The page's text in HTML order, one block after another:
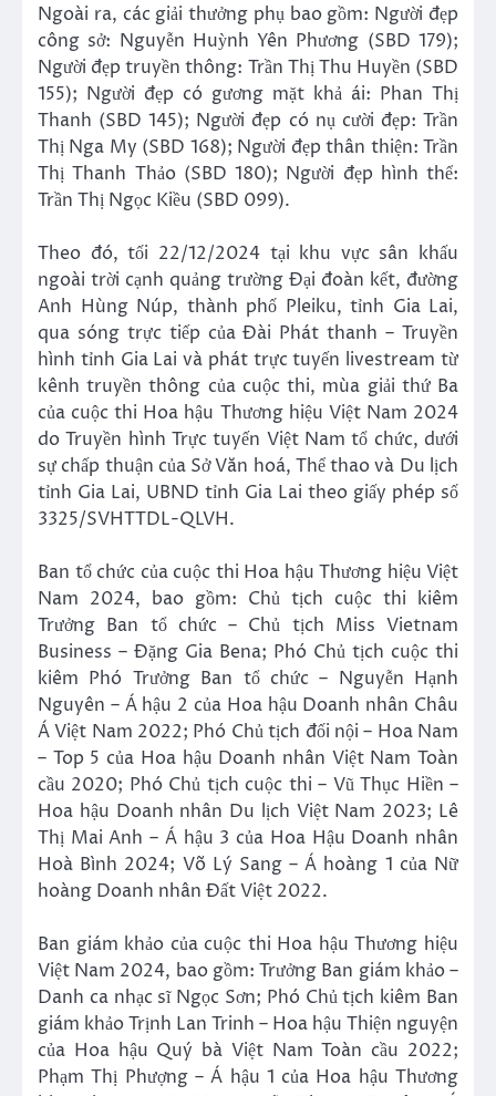
Ngoài ra, các giải thưởng phụ bao gồm: Người đẹp
công sở: Nguyễn Huỳnh Yên Phương (SBD 179);
Người đẹp truyền thông: Trần Thị Thu Huyền (SBD
155); Người đẹp có gương mặt khả ái: Phan Thị
Thanh (SBD 145); Người đẹp có nụ cười đẹp: Trần
Thị Nga My (SBD 168); Người đẹp thân thiện: Trần
Thị Thanh Thảo (SBD 180); Người đẹp hình thể:
Trần Thị Ngọc Kiều (SBD 099).
Theo đó, tối 22/12/2024 tại khu vực sân khấu
ngoài trời cạnh quảng trường Đại đoàn kết, đường
Anh Hùng Núp, thành phố Pleiku, tỉnh Gia Lai,
qua sóng trực tiếp của Đài Phát thanh – Truyền
hình tỉnh Gia Lai và phát trực tuyến livestream từ
kênh truyền thông của cuộc thi, mùa giải thứ Ba
của cuộc thi Hoa hậu Thương hiệu Việt Nam 2024
do Truyền hình Trực tuyến Việt Nam tổ chức, dưới
sự chấp thuận của Sở Văn hoá, Thể thao và Du lịch
tỉnh Gia Lai, UBND tỉnh Gia Lai theo giấy phép số
3325/SVHTTDL-QLVH.
Ban tổ chức của cuộc thi Hoa hậu Thương hiệu Việt
Nam 2024, bao gồm: Chủ tịch cuộc thi kiêm
Trưởng Ban tổ chức – Chủ tịch Miss Vietnam
Business – Đặng Gia Bena; Phó Chủ tịch cuộc thi
kiêm Phó Trưởng Ban tổ chức – Nguyễn Hạnh
Nguyên – Á hậu 2 của Hoa hậu Doanh nhân Châu
Á Việt Nam 2022; Phó Chủ tịch đối nội – Hoa Nam
– Top 5 của Hoa hậu Doanh nhân Việt Nam Toàn
cầu 2020; Phó Chủ tịch cuộc thi – Vũ Thục Hiền –
Hoa hậu Doanh nhân Du lịch Việt Nam 2023; Lê
Thị Mai Anh – Á hậu 3 của Hoa Hậu Doanh nhân
Hoà Bình 2024; Võ Lý Sang – Á hoàng 1 của Nữ
hoàng Doanh nhân Đất Việt 2022.
Ban giám khảo của cuộc thi Hoa hậu Thương hiệu
Việt Nam 2024, bao gồm: Trưởng Ban giám khảo –
Danh ca nhạc sĩ Ngọc Sơn; Phó Chủ tịch kiêm Ban
giám khảo Trịnh Lan Trinh – Hoa hậu Thiện nguyện
của Hoa hậu Quý bà Việt Nam Toàn cầu 2022;
Phạm Thị Phượng – Á hậu 1 của Hoa hậu Thương